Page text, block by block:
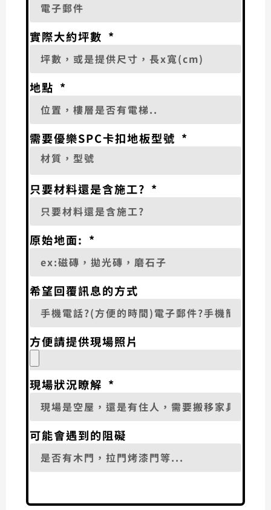
實際大約坪數
地點
需要優樂SPC卡扣地板型號
只要材料還是含施工?
原始地面:
希望回覆訊息的方式
方便請提供現場照片
現場狀況瞭解
可能會遇到的阻礙